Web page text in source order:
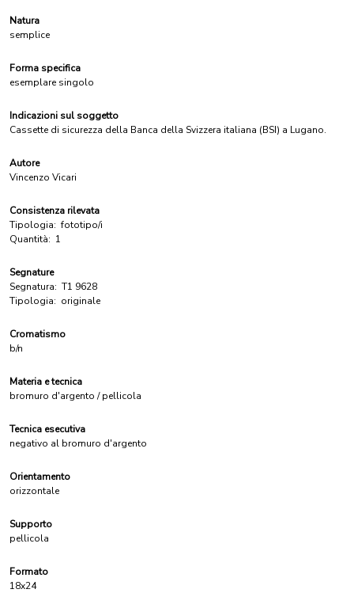
Natura
semplice
Forma specifica
esemplare singolo
Indicazioni sul soggetto
Cassette di sicurezza della Banca della Svizzera italiana (BSI) a Lugano.
Autore
Vincenzo Vicari
Consistenza rilevata
Tipologia: fototipo/i
Quantità: 1
Segnature
Segnatura: T1 9628
Tipologia: originale
Cromatismo
b/n
Materia e tecnica
bromuro d'argento / pellicola
Tecnica esecutiva
negativo al bromuro d'argento
Orientamento
orizzontale
Supporto
pellicola
Formato
18x24